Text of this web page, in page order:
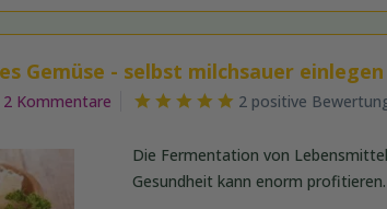
Gemüse - selbst milchsauer einlegen
2 Kommentare 2 positive
Die Fermentation von
Gesundheit kann enorm profitieren.